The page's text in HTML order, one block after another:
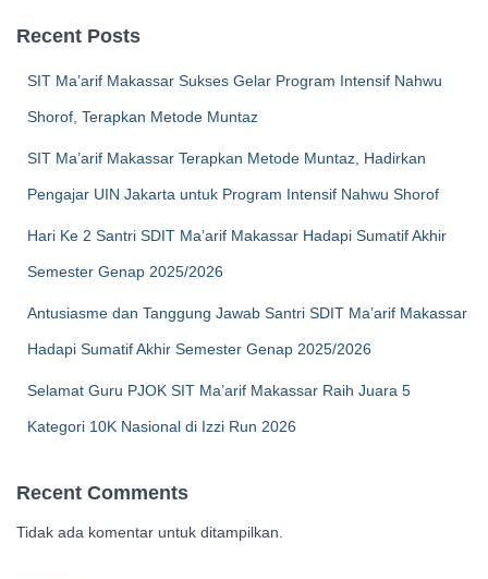
Recent Posts
SIT Ma’arif Makassar Sukses Gelar Program Intensif Nahwu
Shorof, Terapkan Metode Muntaz
SIT Ma’arif Makassar Terapkan Metode Muntaz, Hadirkan
Pengajar UIN Jakarta untuk Program Intensif Nahwu Shorof
Hari Ke 2 Santri SDIT Ma’arif Makassar Hadapi Sumatif Akhir
Semester Genap 2025/2026
Antusiasme dan Tanggung Jawab Santri SDIT Ma’arif Makassar
Hadapi Sumatif Akhir Semester Genap 2025/2026
Selamat Guru PJOK SIT Ma’arif Makassar Raih Juara 5
Kategori 10K Nasional di Izzi Run 2026
Recent Comments
Tidak ada komentar untuk ditampilkan.